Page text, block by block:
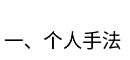
一、个人手法